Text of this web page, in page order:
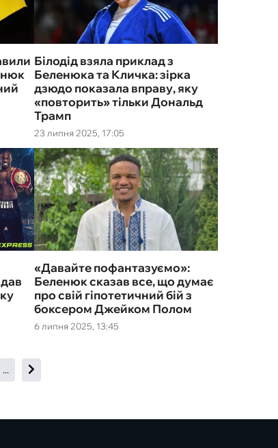
23 липня 2025, 17:05
Білодід взяла приклад з
Беленюка та Кличка: зірка
дзюдо показала вправу, яку
«повторить‎» тільки Дональд
Трамп
6 липня 2025, 13:45
«Давайте пофантазуємо»:
Беленюк сказав все, що думає
про свій гіпотетичний бій з
боксером Джейком Полом
...